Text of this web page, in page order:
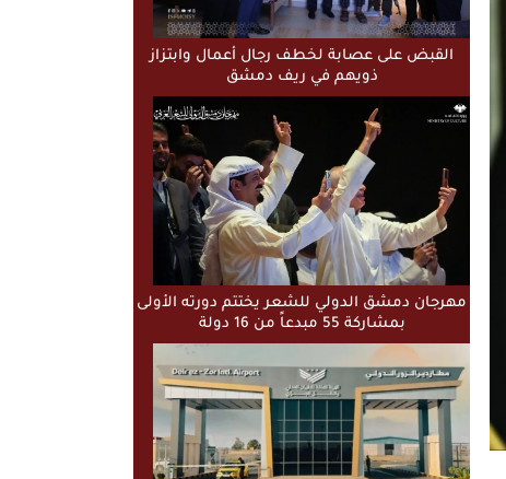
القبض على عصابة لخطف رجال أعمال وابتزاز
ذويهم في ريف دمشق
مهرجان دمشق الدولي للشعر يختتم دورته الأولى
بمشاركة 55 مبدعاً من 16 دولة